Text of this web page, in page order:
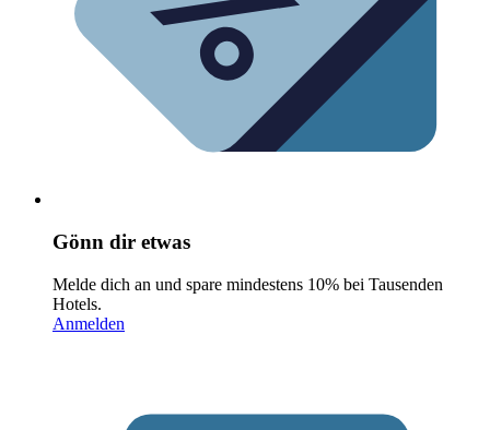
Gönn dir etwas
Melde dich an und spare mindestens 10% bei Tausenden
Hotels.
Anmelden